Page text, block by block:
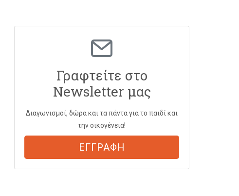
Γραφτείτε στο
Newsletter μας
Διαγωνισμοί, δώρα και τα πάντα για το παιδί και
την οικογένεια!
ΕΓΓΡΑΦΗ